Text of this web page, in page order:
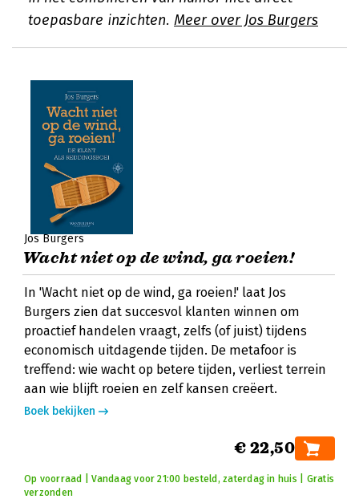
toepasbare inzichten. Meer over Jos Burgers
Jos Burgers
Wacht niet op de wind, ga roeien!
In 'Wacht niet op de wind, ga roeien!' laat Jos
Burgers zien dat succesvol klanten winnen om
proactief handelen vraagt, zelfs (of juist) tijdens
economisch uitdagende tijden. De metafoor is
treffend: wie wacht op betere tijden, verliest terrein
aan wie blijft roeien en zelf kansen creëert.
Boek bekijken
€ 22,50
Op voorraad | Vandaag voor 21:00 besteld, zaterdag in huis | Gratis
verzonden